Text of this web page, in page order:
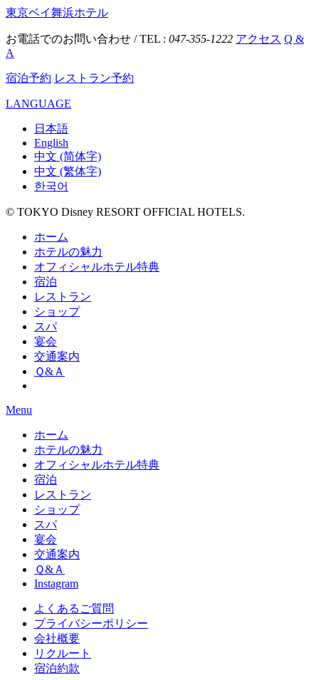
東京ベイ舞浜ホテル
お電話でのお問い合わせ / TEL : 047-355-1222 アクセス Q &
A
宿泊予約 レストラン予約
LANGUAGE
日本語
English
中文 (简体字)
中文 (繁体字)
한국어
© TOKYO Disney RESORT OFFICIAL HOTELS.
ホーム
ホテルの魅力
オフィシャルホテル特典
宿泊
レストラン
ショップ
スパ
宴会
交通案内
Ｑ&Ａ
Menu
ホーム
ホテルの魅力
オフィシャルホテル特典
宿泊
レストラン
ショップ
スパ
宴会
交通案内
Ｑ&Ａ
Instagram
よくあるご質問
プライバシーポリシー
会社概要
リクルート
宿泊約款